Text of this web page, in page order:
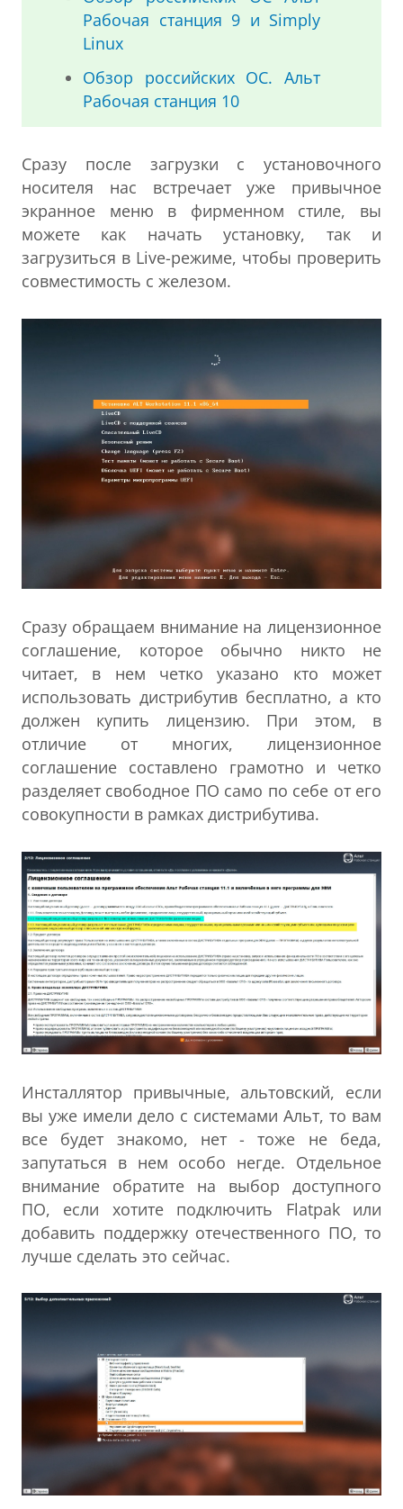
Рабочая станция 9 и Simply
Linux
Обзор российских ОС. Альт
Рабочая станция 10
Сразу после загрузки с установочного
носителя нас встречает уже привычное
экранное меню в фирменном стиле, вы
можете как начать установку, так и
загрузиться в Live-режиме, чтобы проверить
совместимость с железом.
Сразу обращаем внимание на лицензионное
соглашение, которое обычно никто не
читает, в нем четко указано кто может
использовать дистрибутив бесплатно, а кто
должен купить лицензию. При этом, в
отличие от многих, лицензионное
соглашение составлено грамотно и четко
разделяет свободное ПО само по себе от его
совокупности в рамках дистрибутива.
Инсталлятор привычные, альтовский, если
вы уже имели дело с системами Альт, то вам
все будет знакомо, нет - тоже не беда,
запутаться в нем особо негде. Отдельное
внимание обратите на выбор доступного
ПО, если хотите подключить Flatpak или
добавить поддержку отечественного ПО, то
лучше сделать это сейчас.